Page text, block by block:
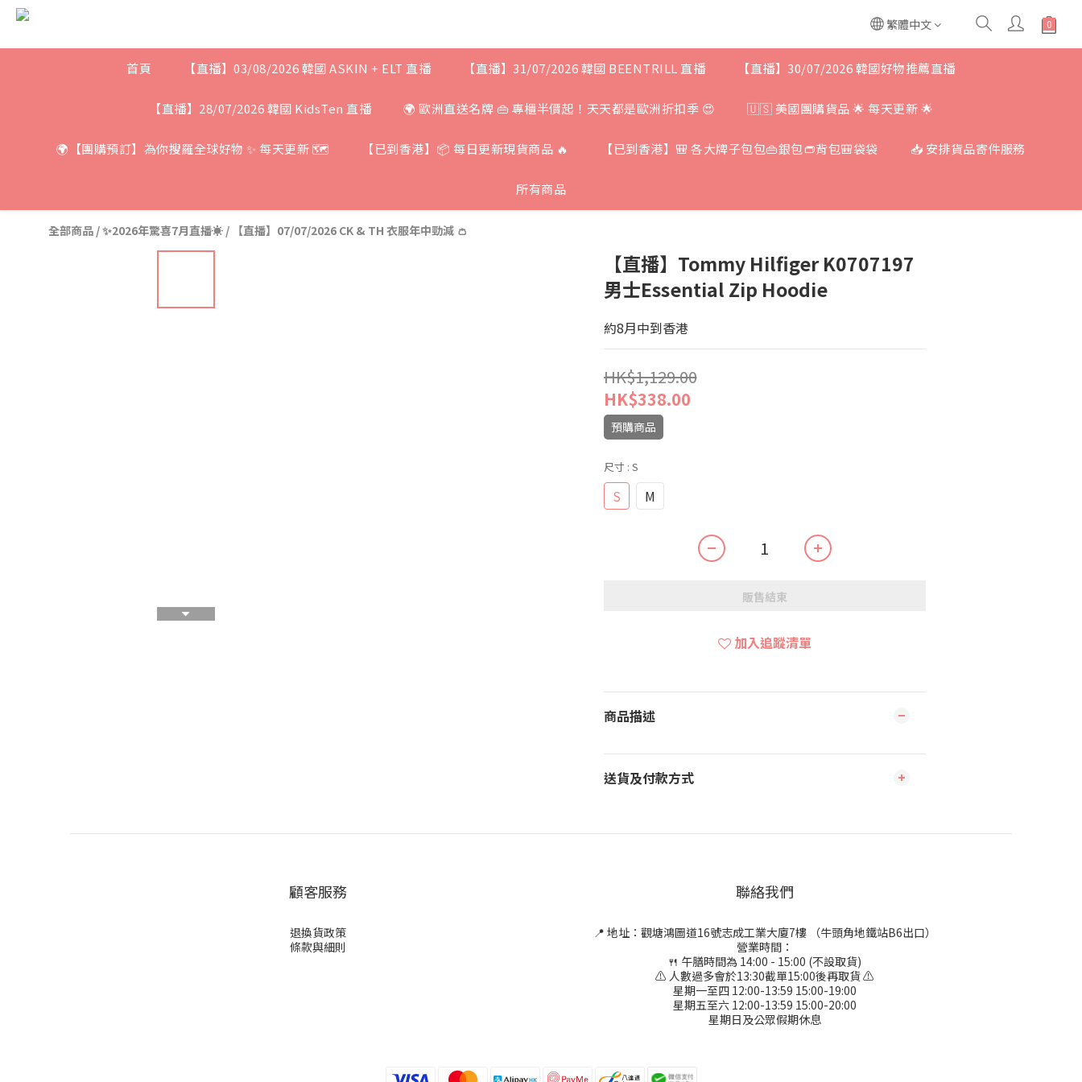
繁體中文
首頁 【直播】03/08/2026 韓國 ASKIN + ELT 直播 【直播】31/07/2026 韓國 BEENTRILL 直播 【直播】30/07/2026 韓國好物推薦直播
【直播】28/07/2026 韓國 KidsTen 直播 🌍 歐洲直送名牌 👜 專櫃半價起！天天都是歐洲折扣季 😍 🇺🇸 美國團購貨品 🌟 每天更新 🌟
🌍【團購預訂】為你搜羅全球好物 ✨ 每天更新 🗺 【已到香港】📦 每日更新現貨商品 🔥 【已到香港】🎒 各大牌子包包👜銀包👝背包🎒袋袋 📥 安排貨品寄件服務
所有商品
全部商品 /✨2026年驚喜7月直播☀️ / 【直播】07/07/2026 CK & TH 衣服年中勁減 👛
【直播】Tommy Hilfiger K0707197
男士Essential Zip Hoodie
約8月中到香港
HK$1,129.00
HK$338.00
預購商品
尺寸 : S
S M
販售結束
加入追蹤清單
商品描述
送貨及付款方式
顧客服務
退換貨政策
條款與細則
聯絡我們
📍 地址：觀塘鴻圖道16號志成工業大廈7樓 （牛頭角地鐵站B6出口）
營業時間：
🍴 午膳時間為 14:00 - 15:00 (不設取貨)
⚠ 人數過多會於13:30截單15:00後再取貨 ⚠
星期一至四 12:00-13:59 15:00-19:00
星期五至六 12:00-13:59 15:00-20:00
星期日及公眾假期休息